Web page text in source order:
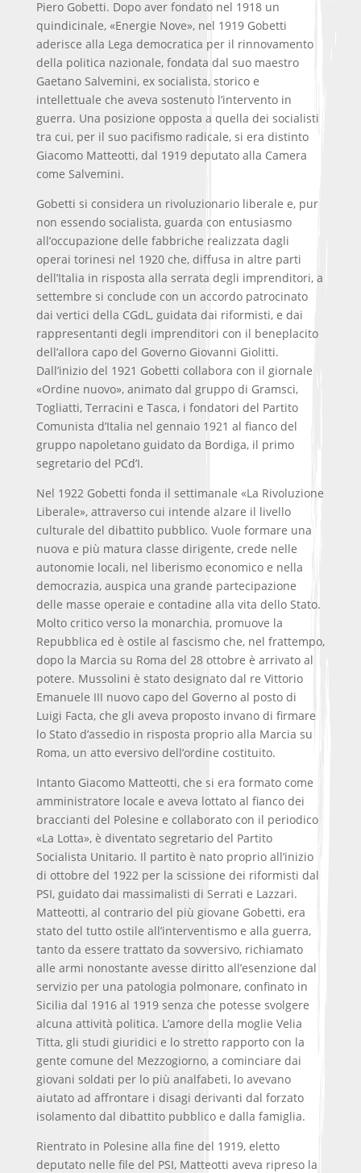
Piero Gobetti. Dopo aver fondato nel 1918 un
quindicinale, «Energie Nove», nel 1919 Gobetti
aderisce alla Lega democratica per il rinnovamento
della politica nazionale, fondata dal suo maestro
Gaetano Salvemini, ex socialista, storico e
intellettuale che aveva sostenuto l’intervento in
guerra. Una posizione opposta a quella dei socialisti
tra cui, per il suo pacifismo radicale, si era distinto
Giacomo Matteotti, dal 1919 deputato alla Camera
come Salvemini.
Gobetti si considera un rivoluzionario liberale e, pur
non essendo socialista, guarda con entusiasmo
all’occupazione delle fabbriche realizzata dagli
operai torinesi nel 1920 che, diffusa in altre parti
dell’Italia in risposta alla serrata degli imprenditori, a
settembre si conclude con un accordo patrocinato
dai vertici della CGdL, guidata dai riformisti, e dai
rappresentanti degli imprenditori con il beneplacito
dell’allora capo del Governo Giovanni Giolitti.
Dall’inizio del 1921 Gobetti collabora con il giornale
«Ordine nuovo», animato dal gruppo di Gramsci,
Togliatti, Terracini e Tasca, i fondatori del Partito
Comunista d’Italia nel gennaio 1921 al fianco del
gruppo napoletano guidato da Bordiga, il primo
segretario del PCd’I.
Nel 1922 Gobetti fonda il settimanale «La Rivoluzione
Liberale», attraverso cui intende alzare il livello
culturale del dibattito pubblico. Vuole formare una
nuova e più matura classe dirigente, crede nelle
autonomie locali, nel liberismo economico e nella
democrazia, auspica una grande partecipazione
delle masse operaie e contadine alla vita dello Stato.
Molto critico verso la monarchia, promuove la
Repubblica ed è ostile al fascismo che, nel frattempo,
dopo la Marcia su Roma del 28 ottobre è arrivato al
potere. Mussolini è stato designato dal re Vittorio
Emanuele III nuovo capo del Governo al posto di
Luigi Facta, che gli aveva proposto invano di firmare
lo Stato d’assedio in risposta proprio alla Marcia su
Roma, un atto eversivo dell’ordine costituito.
Intanto Giacomo Matteotti, che si era formato come
amministratore locale e aveva lottato al fianco dei
braccianti del Polesine e collaborato con il periodico
«La Lotta», è diventato segretario del Partito
Socialista Unitario. Il partito è nato proprio all’inizio
di ottobre del 1922 per la scissione dei riformisti dal
PSI, guidato dai massimalisti di Serrati e Lazzari.
Matteotti, al contrario del più giovane Gobetti, era
stato del tutto ostile all’interventismo e alla guerra,
tanto da essere trattato da sovversivo, richiamato
alle armi nonostante avesse diritto all’esenzione dal
servizio per una patologia polmonare, confinato in
Sicilia dal 1916 al 1919 senza che potesse svolgere
alcuna attività politica. L’amore della moglie Velia
Titta, gli studi giuridici e lo stretto rapporto con la
gente comune del Mezzogiorno, a cominciare dai
giovani soldati per lo più analfabeti, lo avevano
aiutato ad affrontare i disagi derivanti dal forzato
isolamento dal dibattito pubblico e dalla famiglia.
Rientrato in Polesine alla fine del 1919, eletto
deputato nelle file del PSI, Matteotti aveva ripreso la